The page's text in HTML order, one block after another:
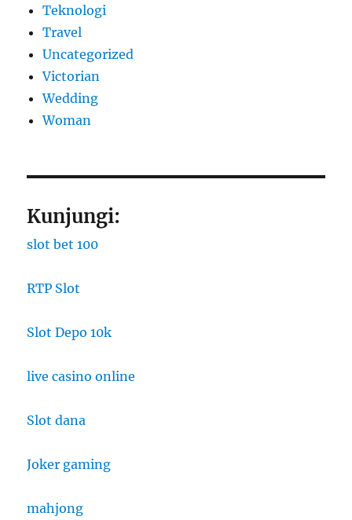
Teknologi
Travel
Uncategorized
Victorian
Wedding
Woman
Kunjungi:
slot bet 100
RTP Slot
Slot Depo 10k
live casino online
Slot dana
Joker gaming
mahjong